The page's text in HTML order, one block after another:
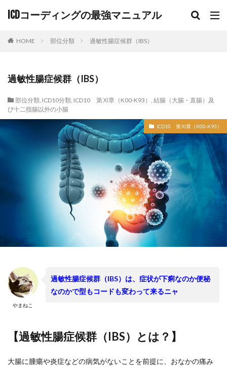
ICDコーディングの最強マニュアル
HOME 部位分類 過敏性腸症候群（IBS）
過敏性腸症候群（IBS）
部位分類, ICD10分類, ICD10 第Ⅺ章（K00-K93） , 結腸（大腸・直腸）及
び十二指腸以外の小腸
ICD10 第Ⅺ章（K00-K93）
やまねこ
過敏性腸症候群（IBS）は、症状が下痢なのか便秘
なのかで型もコードも変わって来るニャ
【過敏性腸症候群（IBS）とは？】
大腸に腫瘍や炎症などの病気がないことを前提に、おなかの痛み